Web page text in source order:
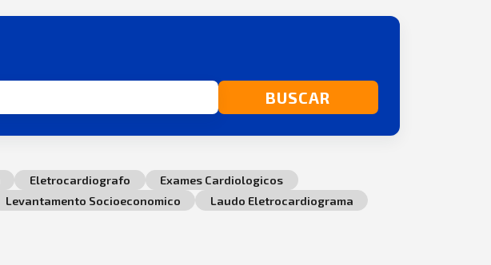
BUSCAR
Eletrocardiografo
Exames Cardiologicos
Levantamento Socioeconomico
Laudo Eletrocardiograma